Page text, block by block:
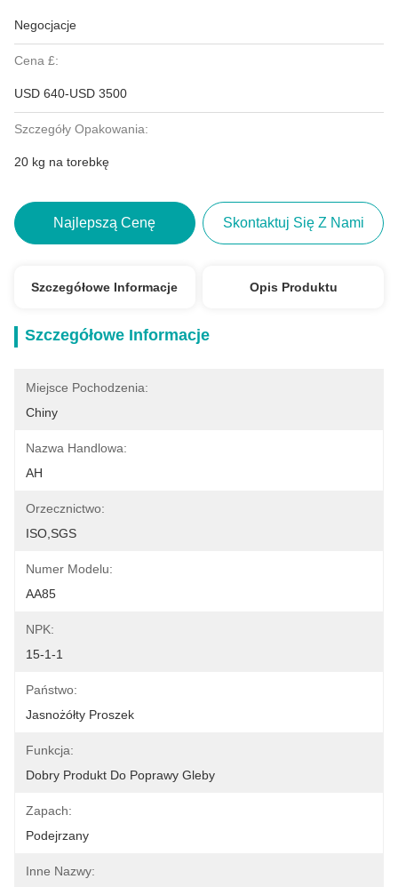
Negocjacje
Cena £:
USD 640-USD 3500
Szczegóły Opakowania:
20 kg na torebkę
Najlepszą Cenę Skontaktuj Się Z Nami
Szczegółowe Informacje Opis Produktu
Szczegółowe Informacje
Miejsce Pochodzenia:
Chiny
Nazwa Handlowa:
AH
Orzecznictwo:
ISO,SGS
Numer Modelu:
AA85
NPK:
15-1-1
Państwo:
Jasnożółty Proszek
Funkcja:
Dobry Produkt Do Poprawy Gleby
Zapach:
Podejrzany
Inne Nazwy: